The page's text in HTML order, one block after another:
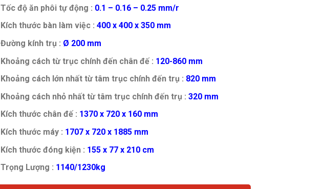
Tốc độ ăn phôi tự động : 0.1 – 0.16 – 0.25 mm/r
Kích thước bàn làm việc : 400 x 400 x 350 mm
Đường kính trụ : Ø 200 mm
Khoảng cách từ trục chính đến chân đế : 120-860 mm
Khoảng cách lớn nhất từ tâm trục chính đến trụ : 820 mm
Khoảng cách nhỏ nhất từ tâm trục chính đến trụ : 320 mm
Kích thước chân đế : 1370 x 720 x 160 mm
Kích thước máy : 1707 x 720 x 1885 mm
Kích thước đóng kiện : 155 x 77 x 210 cm
Trọng Lượng : 1140/1230kg